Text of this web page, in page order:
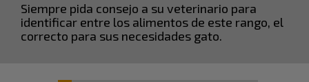
Siempre pida consejo a su veterinario para
identificar entre los alimentos de este rango, el
correcto para sus necesidades gato.